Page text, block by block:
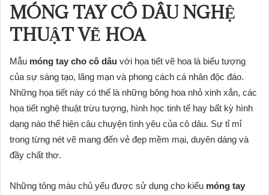
MÓNG TAY CÔ DÂU NGHỆ
THUẬT VẼ HOA
Mẫu móng tay cho cô dâu với họa tiết vẽ hoa là biểu tượng
của sự sáng tạo, lãng mạn và phong cách cá nhân độc đáo.
Những họa tiết này có thể là những bông hoa nhỏ xinh xắn, các
họa tiết nghệ thuật trừu tượng, hình học tinh tế hay bất kỳ hình
dạng nào thể hiện câu chuyện tình yêu của cô dâu. Sự tỉ mỉ
trong từng nét vẽ mang đến vẻ đẹp mềm mại, duyên dáng và
đầy chất thơ.
Những tông màu chủ yếu được sử dụng cho kiểu móng tay